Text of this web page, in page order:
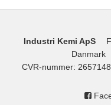
Industri Kemi ApS
Danmark
CVR-nummer: